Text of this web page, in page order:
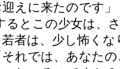
迎えに来たのです」
るとこの少女は、
者は、少し怖くな
それでは、あなた